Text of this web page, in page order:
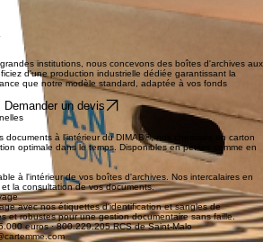
optimisé
institutions, nous concevons des boîtes d'archives aux
d'une production industrielle dédiée garantissant la
que notre modèle standard, adaptée à vos fonds
Demander un devis
documents à l'intérieur du DIMAB®, nos chemises en carton
optimale dans le temps. Disponibles en petites comme en
à l'intérieur de vos boîtes d'archives. Nos intercalaires en
la consultation de vos documents.
avec nos étiquettes d'identification et sangles de
et robustes pour une gestion documentaire sans faille.
euros·800.229.205 RCS de Saint-Malo